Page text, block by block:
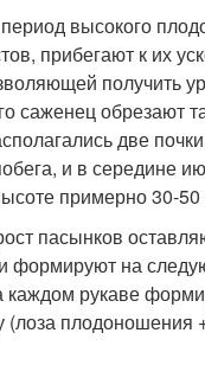
высокого
прибегают к их
получить
саженец обрезают
две
и в середине
примерно 30-50
пасынков
формируют на
каждом рукаве
(лоза плодоношения